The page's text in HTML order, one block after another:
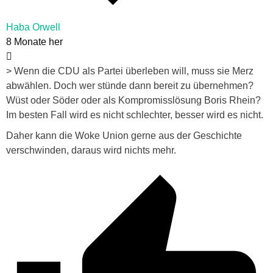
Haba Orwell
8 Monate her
> Wenn die CDU als Partei überleben will, muss sie Merz
abwählen. Doch wer stünde dann bereit zu übernehmen?
Wüst oder Söder oder als Kompromisslösung Boris Rhein?
Im besten Fall wird es nicht schlechter, besser wird es nicht.
Daher kann die Woke Union gerne aus der Geschichte
verschwinden, daraus wird nichts mehr.